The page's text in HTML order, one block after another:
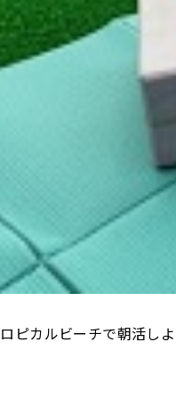
ロピカルビーチで朝活し